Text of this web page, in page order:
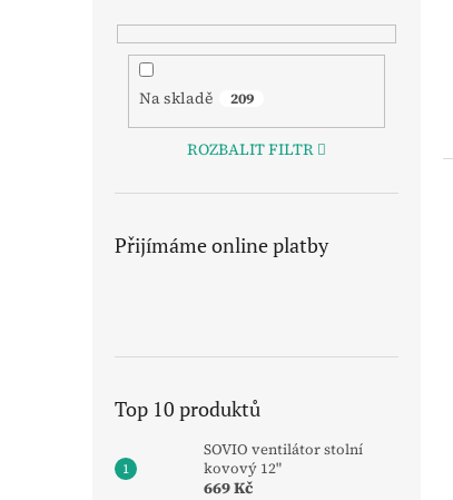
Na skladě 209
ROZBALIT FILTR
Přijímáme online platby
Top 10 produktů
SOVIO ventilátor stolní
kovový 12"
669 Kč